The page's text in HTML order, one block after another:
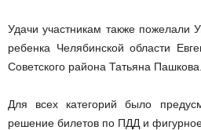
Удачи участникам также пожелали
ребенка Челябинской области
Советского района Татьяна Пашкова.
Для всех категорий было
решение билетов по ПДД и